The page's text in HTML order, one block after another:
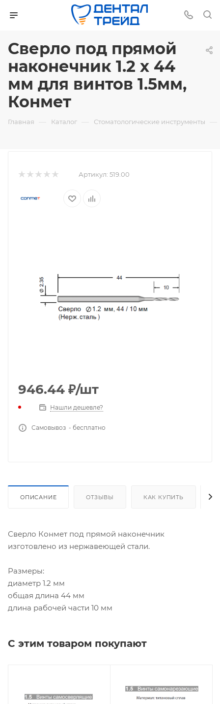
Сверло под прямой
наконечник 1.2 х 44
мм для винтов 1.5мм,
Конмет
Главная — Каталог — Стоматологические инструменты —
Артикул: 519.00
946.44 ₽/шт
Нашли дешевле?
Самовывоз - бесплатно
ОПИСАНИЕ ОТЗЫВЫ КАК КУПИТЬ
Сверло Конмет под прямой наконечник
изготовлено из нержавеющей стали.
Размеры:
диаметр 1.2 мм
общая длина 44 мм
длина рабочей части 10 мм
С этим товаром покупают